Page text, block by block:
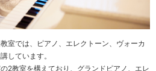
室では、ピアノ、エレクトーン、ヴォーカ
しています。
2教室を構えており、グランドピアノ、エレ